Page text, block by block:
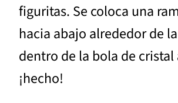
figuritas. Se coloca una
hacia abajo alrededor de
dentro de la bola de
¡hecho!